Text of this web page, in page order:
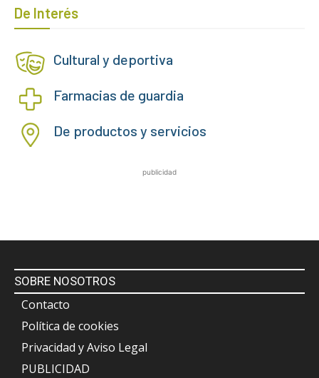
De Interés
Cultural y deportiva
Farmacias de guardia
De productos y servicios
publicidad
SOBRE NOSOTROS
Contacto
Política de cookies
Privacidad y Aviso Legal
PUBLICIDAD